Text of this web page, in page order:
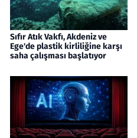
Sıfır Atık Vakfı, Akdeniz ve
Ege'de plastik kirliliğine karşı
saha çalışması başlatıyor